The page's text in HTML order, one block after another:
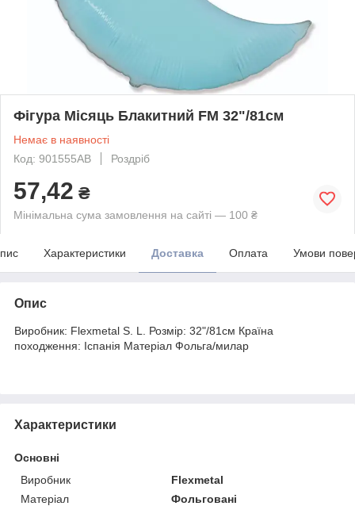
Фігура Місяць Блакитний FM 32"/81см
Немає в наявності
Код: 901555АВ
Роздріб
57,42 ₴
Мінімальна сума замовлення на сайті — 100 ₴
Характеристики Доставка Оплата Умови
Опис
Виробник: Flexmetal S. L. Розмір: 32"/81см Країна
походження: Іспанія Матеріал Фольга/милар
Характеристики
Основні
Виробник
Flexmetal
Матеріал
Фольговані